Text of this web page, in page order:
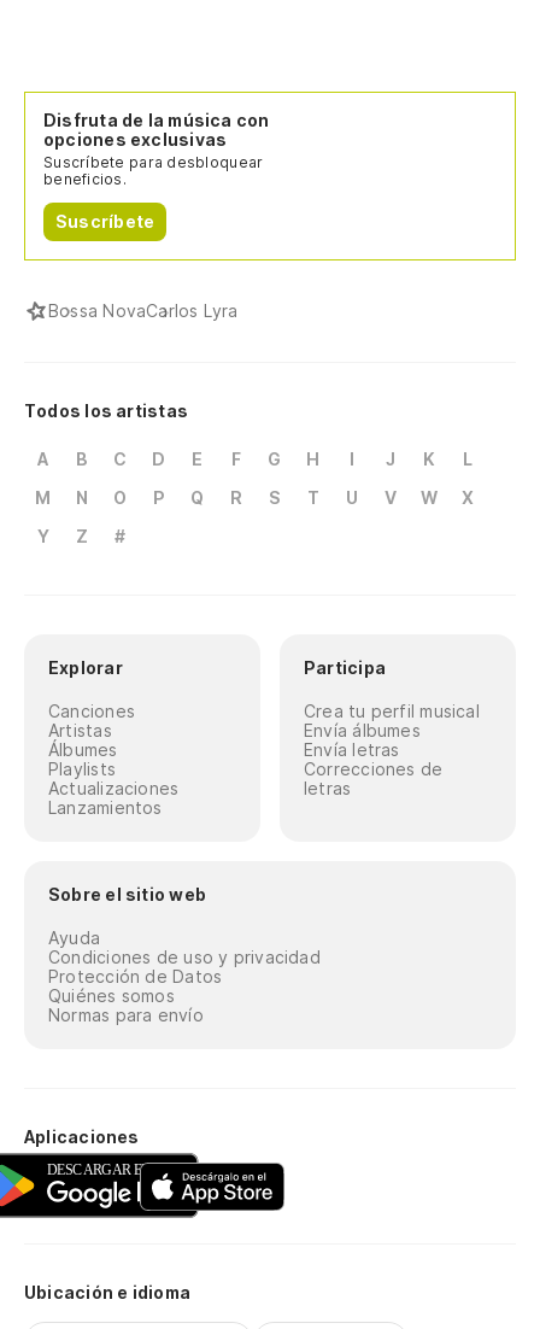
Disfruta de la música con
opciones exclusivas
Suscríbete para desbloquear
beneficios.
Suscríbete
Bossa NovaCarlos Lyra
Todos los artistas
A B C D E F G H I J K
L
M
N O P Q R S T U V W
X
Y
Z #
Explorar
Canciones
Artistas
Álbumes
Playlists
Actualizaciones
Lanzamientos
Participa
Crea tu perfil musical
Envía álbumes
Envía letras
Correcciones de
letras
Sobre el sitio web
Ayuda
Condiciones de uso y privacidad
Protección de Datos
Quiénes somos
Normas para envío
Aplicaciones
Ubicación e idioma